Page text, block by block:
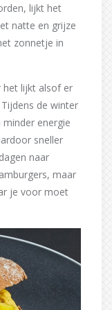
lijkt het
natte en grijze
zonnetje in
het lijkt alsof er
de winter
energie
sneller
naar
maar
je voor moet